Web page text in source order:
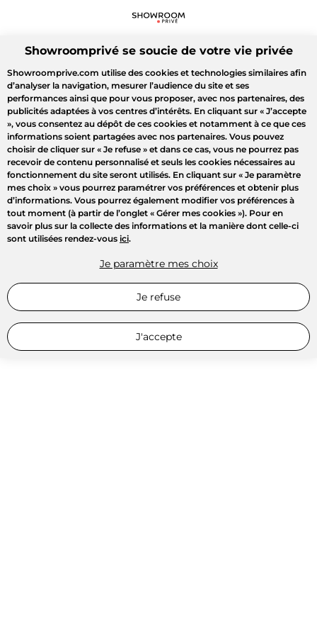
Showroomprivé se soucie de votre vie privée
Showroomprive.com utilise des cookies et technologies similaires afin
d’analyser la navigation, mesurer l’audience du site et ses
performances ainsi que pour vous proposer, avec nos partenaires, des
publicités adaptées à vos centres d’intérêts. En cliquant sur « J’accepte
», vous consentez au dépôt de ces cookies et notamment à ce que ces
informations soient partagées avec nos partenaires. Vous pouvez
choisir de cliquer sur « Je refuse » et dans ce cas, vous ne pourrez pas
recevoir de contenu personnalisé et seuls les cookies nécessaires au
fonctionnement du site seront utilisés. En cliquant sur « Je paramètre
mes choix » vous pourrez paramétrer vos préférences et obtenir plus
d’informations. Vous pourrez également modifier vos préférences à
tout moment (à partir de l’onglet « Gérer mes cookies »). Pour en
savoir plus sur la collecte des informations et la manière dont celle-ci
sont utilisées rendez-vous ici.
Je paramètre mes choix
Je refuse
J'accepte